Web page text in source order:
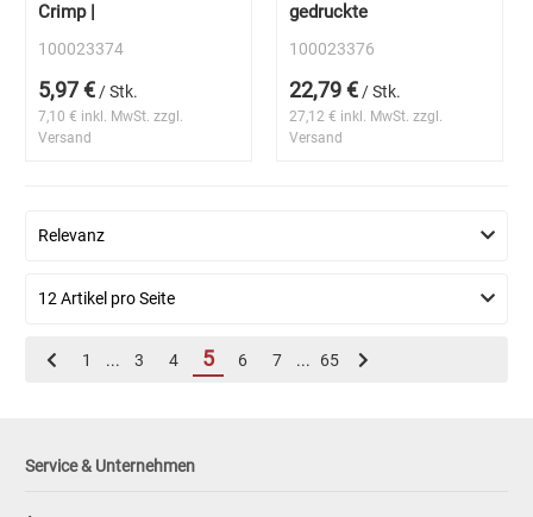
Crimp |
100023374
5,97 € / Stk.
7,10 € inkl. MwSt. zzgl.
Versand
gedruckte
100023376
22,79 € / Stk.
27,12 € inkl. MwSt. zzgl.
Versand
1 ... 3 4 5 6 7 ... 65
Service & Unternehmen